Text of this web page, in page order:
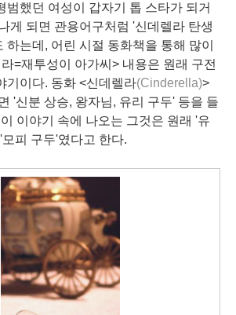
범했던 여성이 갑자기 톱 스타가 되거
게 되면 관용어구처럼 '신데렐라 탄생
하는데, 어린 시절 동화책을 통해 많이
=재투성이 아가씨> 내용은 원래 구전
기이다. 동화 <신데렐라(Cinderella)>
'신분 상승, 왕자님, 유리 구두' 등을 들
이야기 속에 나오는 그것은 원래 '유
피 구두'였다고 한다.